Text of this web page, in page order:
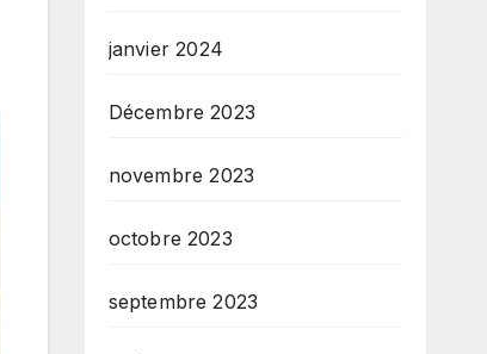
janvier 2024
Décembre 2023
novembre 2023
octobre 2023
septembre 2023